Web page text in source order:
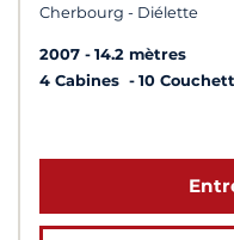
Cherbourg - Diélette
2007
14.2 mètres
4 Cabines
10